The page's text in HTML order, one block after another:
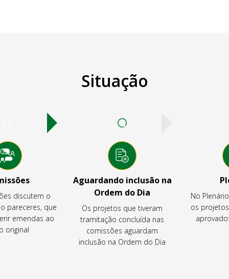
Situação
discutem o
pareceres, que
emendas ao
original
Aguardando inclusão na
Ordem do Dia
Os projetos que tiveram
tramitação concluída nas
comissões aguardam
inclusão na Ordem do Dia
No
os